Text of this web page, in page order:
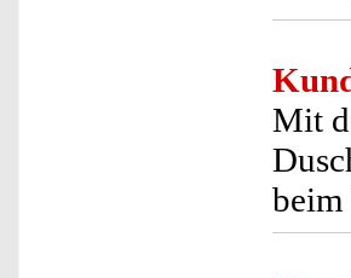
Mit
beim